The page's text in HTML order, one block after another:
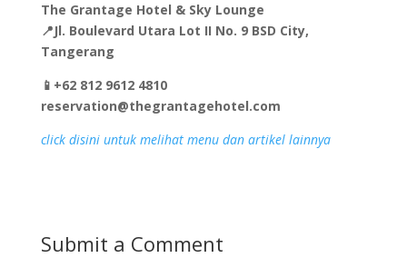
The Grantage Hotel & Sky Lounge
📍Jl. Boulevard Utara Lot II No. 9 BSD City,
Tangerang
📱+62 812 9612 4810
reservation@thegrantagehotel.com
click disini untuk melihat menu dan artikel lainnya
Submit a Comment